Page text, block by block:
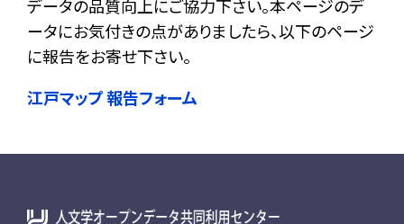
データの品質向上にご協力下さい。本ページのデ
ータにお気付きの点がありましたら、以下のページ
に報告をお寄せ下さい。
江戸マップ 報告フォーム